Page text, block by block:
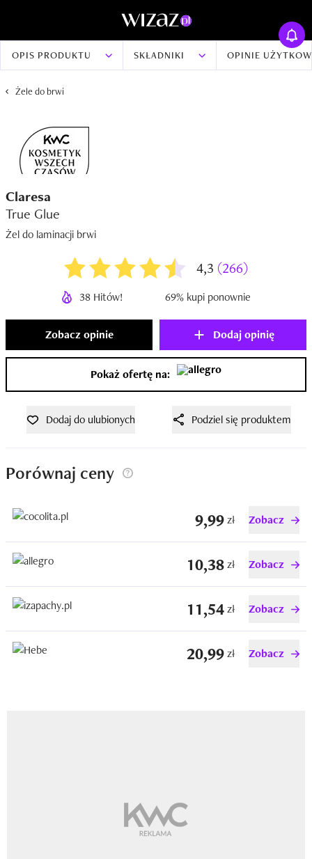
OPIS PRODUKTU SKŁADNIKI OPINIE
Żele do brwi
Claresa
True Glue
Żel do laminacji brwi
4,3 (266)
38 Hitów! 69% kupi ponownie
Zobacz opinie Dodaj opinię
Pokaż ofertę na:
Dodaj do ulubionych Podziel się produktem
Porównaj ceny
9,99zł Zobacz
10,38zł Zobacz
11,54zł Zobacz
20,99zł Zobacz